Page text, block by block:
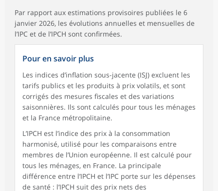
Par rapport aux estimations provisoires publiées le 6
janvier 2026, les évolutions annuelles et mensuelles de
l’IPC et de l’IPCH sont confirmées.
Pour en savoir plus
Les indices d’inflation sous-jacente (ISJ) excluent les
tarifs publics et les produits à prix volatils, et sont
corrigés des mesures fiscales et des variations
saisonnières. Ils sont calculés pour tous les ménages
et la France métropolitaine.
L’IPCH est l’indice des prix à la consommation
harmonisé, utilisé pour les comparaisons entre
membres de l’Union européenne. Il est calculé pour
tous les ménages, en France. La principale
différence entre l’IPCH et l’IPC porte sur les dépenses
de santé : l’IPCH suit des prix nets des